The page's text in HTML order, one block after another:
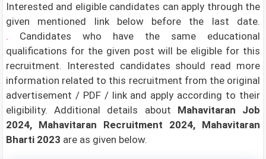
Interested and eligible candidates can apply through the
given mentioned link below before the last date.
. Candidates who have the same educational
qualifications for the given post will be eligible for this
recruitment. Interested candidates should read more
information related to this recruitment from the original
advertisement / PDF / link and apply according to their
eligibility.Additional details about Mahavitaran Job
2024, Mahavitaran Recruitment 2024, Mahavitaran
Bharti 2023 are as given below.